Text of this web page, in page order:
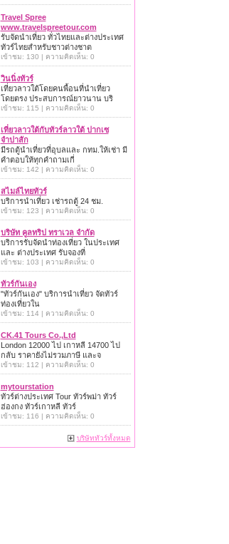
Travel Spree
www.travelspreetour.com
รับจัดนำเที่ยว ทั่วไทยและต่างประเทศ
ทัวร์ไทยสำหรับชาวต่างชาต
เข้าชม: 130 | ความคิดเห็น: 0
วินนิ่งทัวร์
เที่ยวลาวใต้โดยคนพื้อนที่นำเที่ยว
โดยตรง ประสบการณ์ยาวนาน บริ
เข้าชม: 115 | ความคิดเห็น: 0
เที่ยวลาวใต้กับทัวร์ลาวใต้ ปากเซ
จำปาสัก
มีรถตู้นำเที่ยวที่อุบลและ กทม.ให้เช่า มี
คำตอบให้ทุกคำถามเกี่
เข้าชม: 142 | ความคิดเห็น: 0
สไมล์ไทยทัวร์
บริการนำเที่ยว เช่ารถตู้ 24 ชม.
เข้าชม: 123 | ความคิดเห็น: 0
บริษัท คูลทริป ทราเวล จำกัด
บริการรับจัดนำท่องเที่ยว ในประเทศ
และ ต่างประเทศ รับจองที่
เข้าชม: 103 | ความคิดเห็น: 0
ทัวร์กันเอง
"ทัวร์กันเอง" บริการนำเที่ยว จัดทัวร์
ท่องเที่ยวใน
เข้าชม: 114 | ความคิดเห็น: 0
CK.41 Tours Co.,Ltd
London 12000 ไป เกาหลี 14700 ไป
กลับ ราคายังไม่รวมภาษี และจ
เข้าชม: 112 | ความคิดเห็น: 0
mytourstation
ทัวร์ต่างประเทศ Tour ทัวร์พม่า ทัวร์
ฮ่องกง ทัวร์เกาหลี ทัวร์
เข้าชม: 116 | ความคิดเห็น: 0
บริษัททัวร์ทั้งหมด